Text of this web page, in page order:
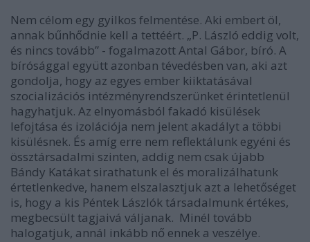
Nem célom egy gyilkos felmentése. Aki embert öl,
annak bűnhődnie kell a tettéért. „P. László eddig volt,
és nincs tovább” - fogalmazott Antal Gábor, bíró. A
bírósággal együtt azonban tévedésben van, aki azt
gondolja, hogy az egyes ember kiiktatásával
szocializációs intézményrendszerünket érintetlenül
hagyhatjuk. Az elnyomásból fakadó kisülések
lefojtása és izolációja nem jelent akadályt a többi
kisülésnek. És amíg erre nem reflektálunk egyéni és
össztársadalmi szinten, addig nem csak újabb
Bándy Katákat sirathatunk el és moralizálhatunk
értetlenkedve, hanem elszalasztjuk azt a lehetőséget
is, hogy a kis Péntek Lászlók társadalmunk értékes,
megbecsült tagjaivá váljanak. Minél tovább
halogatjuk, annál inkább nő ennek a veszélye.